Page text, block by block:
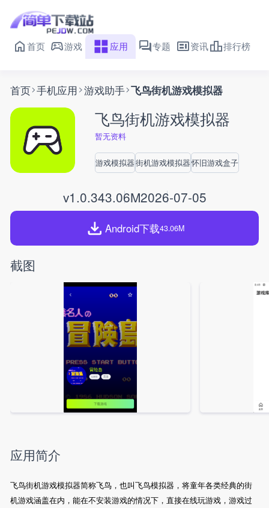
首页 游戏 应用 专题 资讯 排行榜
首页 手机应用 游戏助手 飞鸟街机游戏模拟器
飞鸟街机游戏模拟器
暂无资料
游戏模拟器街机游戏模拟器怀旧游戏盒子
v1.0.343.06M2026-07-05
Android下载43.06M
截图
应用简介
飞鸟街机游戏模拟器简称飞鸟，也叫飞鸟模拟器，将童年各类经典的街
机游戏涵盖在内，能在不安装游戏的情况下，直接在线玩游戏，游戏过